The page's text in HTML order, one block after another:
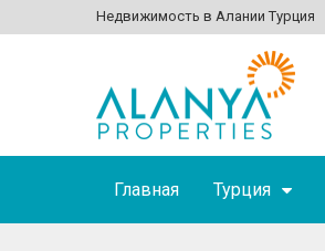
Недвижимость в Алании Турция
Главная Турция